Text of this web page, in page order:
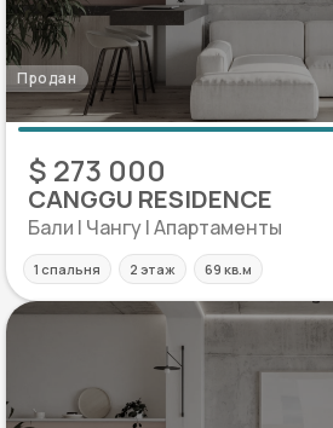
Продан
$ 273 000
CANGGU RESIDENCE
Бали | Чангу | Апартаменты
1 спальня 2 этаж 69 кв.м